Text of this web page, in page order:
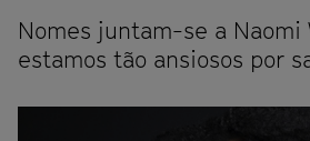
Nomes juntam-se a Naomi
estamos tão ansiosos por